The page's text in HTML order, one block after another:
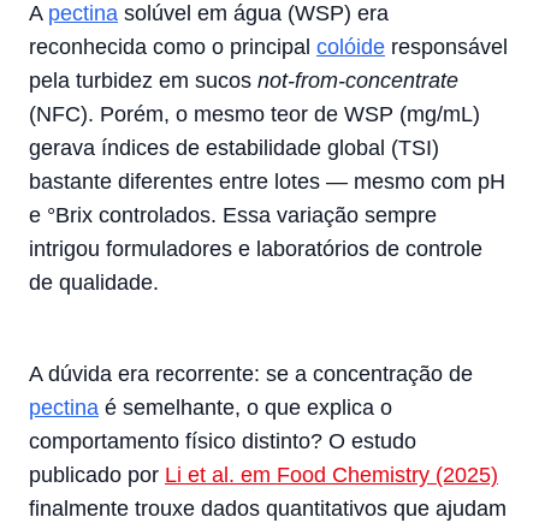
A pectina solúvel em água (WSP) era
reconhecida como o principal colóide responsável
pela turbidez em sucos not-from-concentrate
(NFC). Porém, o mesmo teor de WSP (mg/mL)
gerava índices de estabilidade global (TSI)
bastante diferentes entre lotes — mesmo com pH
e °Brix controlados. Essa variação sempre
intrigou formuladores e laboratórios de controle
de qualidade.
A dúvida era recorrente: se a concentração de
pectina é semelhante, o que explica o
comportamento físico distinto? O estudo
publicado por Li et al. em Food Chemistry (2025)
finalmente trouxe dados quantitativos que ajudam